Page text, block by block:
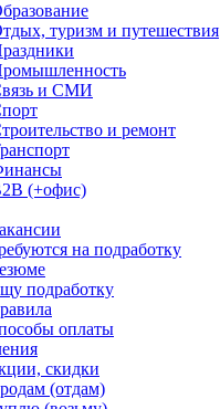
туризм и путешествия
и СМИ
и ремонт
(+офис)
на подработку
подработку
оплаты
скидки
(отдам)